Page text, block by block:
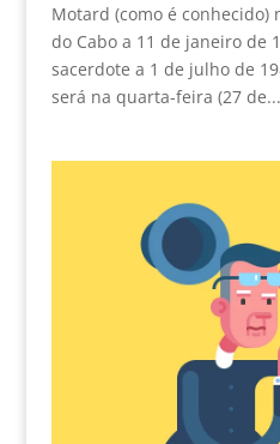
Motard (como é conhecido)
do Cabo a 11 de janeiro de
sacerdote a 1 de julho de
será na quarta-feira (27 de...